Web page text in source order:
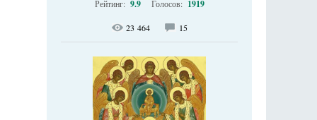
Рейтинг: 9.9 Голосов: 1919
23 464 15